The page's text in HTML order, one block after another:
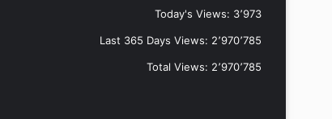
Today's Views: 3٬973
Last 365 Days Views: 2٬970٬785
Total Views: 2٬970٬785